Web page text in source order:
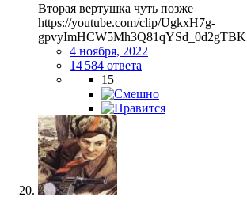
Вторая вертушка чуть позже
https://youtube.com/clip/UgkxH7g-
gpvyImHCW5Mh3Q81qYSd_0d2gTBK
4 ноября, 2022
14 584 ответа
15